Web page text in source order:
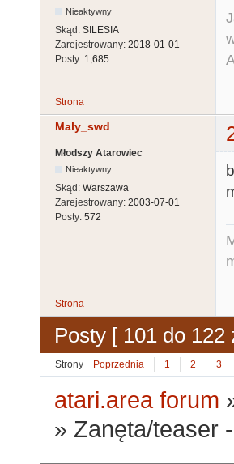
Nieaktywny
Skąd: SILESIA
Zarejestrowany: 2018-01-01
Posty: 1,685
Strona
Maly_swd
Młodszy Atarowiec
Nieaktywny
Skąd: Warszawa
Zarejestrowany: 2003-07-01
Posty: 572
Strona
Posty [ 101 do 122
Strony Poprzednia 1 2 3
atari.area forum
» Zanęta/teaser